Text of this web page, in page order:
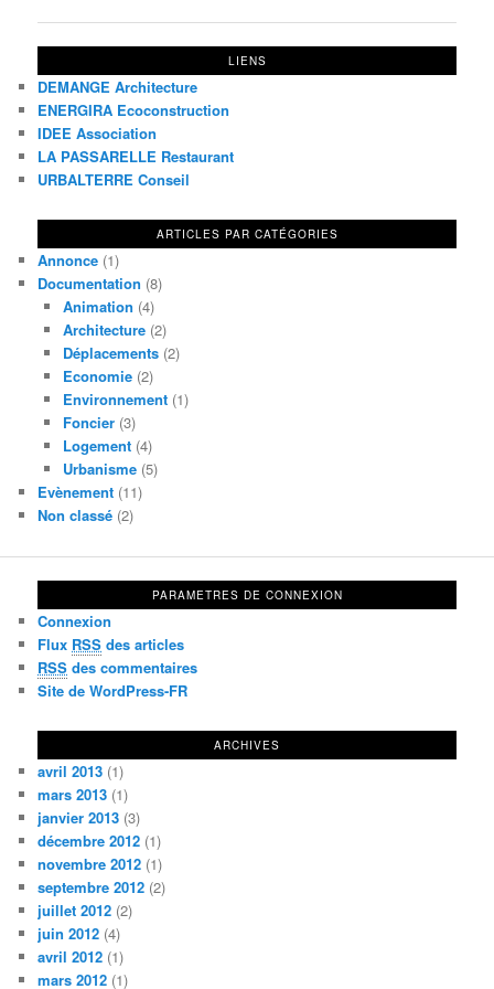
LIENS
DEMANGE Architecture
ENERGIRA Ecoconstruction
IDEE Association
LA PASSARELLE Restaurant
URBALTERRE Conseil
ARTICLES PAR CATÉGORIES
Annonce (1)
Documentation (8)
Animation (4)
Architecture(2)
Déplacements(2)
Economie(2)
Environnement(1)
Foncier(3)
Logement(4)
Urbanisme(5)
Evènement (11)
Non classé (2)
PARAMETRES DE CONNEXION
Connexion
Flux RSS des articles
RSS des commentaires
Site de WordPress-FR
ARCHIVES
avril 2013 (1)
mars 2013 (1)
janvier 2013 (3)
décembre 2012 (1)
novembre 2012 (1)
septembre 2012 (2)
juillet 2012 (2)
juin 2012 (4)
avril 2012 (1)
mars 2012 (1)